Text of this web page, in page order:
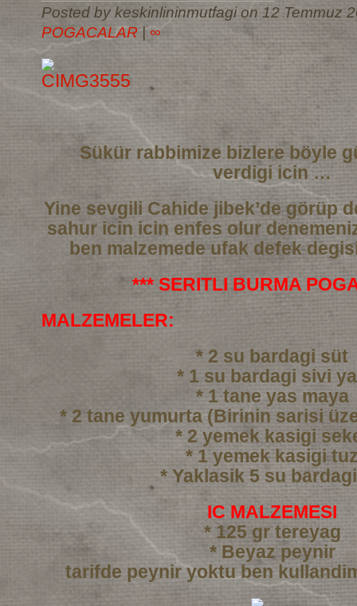
Posted by keskinlininmutfagi on 12 Temmuz
POGACALAR |∞
Sükür rabbimize bizlere böyle
verdigi icin …
Yine sevgili Cahide jibek’de görüp
sahur icin icin enfes olur
ben malzemede ufak defek
*** SERITLI BURMA
MALZEMELER:
* 2 su bardagi süt
* 1 su bardagi sivi
* 1 tane yas maya
* 2 tane yumurta (Birinin sarisi
* 2 yemek kasigi
* 1 yemek kasigi
* Yaklasik 5 su
IC MALZEMESI
* 125 gr tereyag
* Beyaz peynir
tarifde peynir yoktu ben